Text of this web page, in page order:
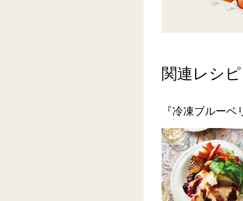
関連レシピ
『冷凍ブルー